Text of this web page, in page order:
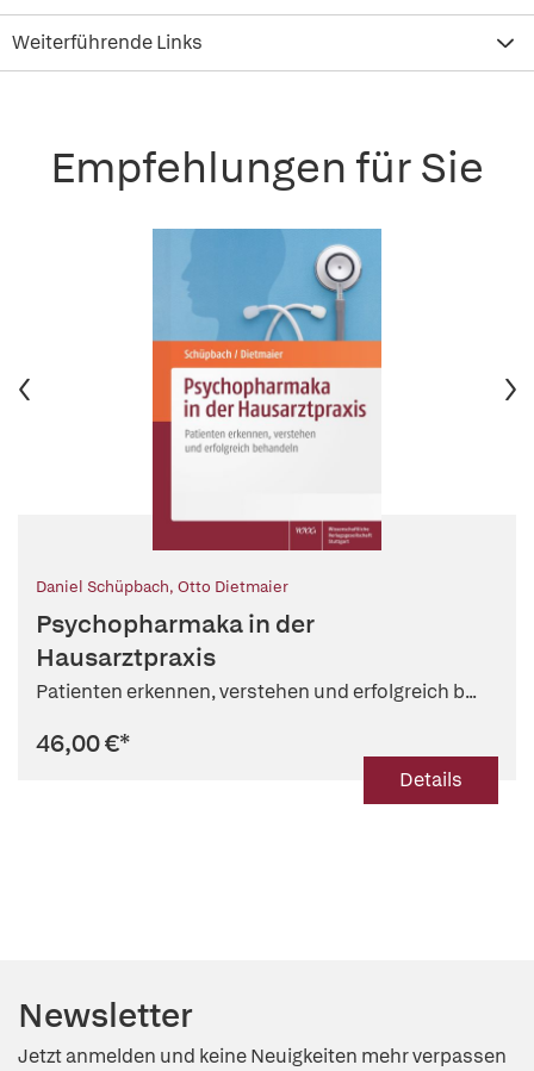
Weiterführende Links
Empfehlungen für Sie
Daniel Schüpbach, Otto Dietmaier
Psychopharmaka in der
Hausarztpraxis
Patienten erkennen, verstehen und erfolgreich b...
46,00 €*
Details
Newsletter
Jetzt anmelden und keine Neuigkeiten mehr verpassen